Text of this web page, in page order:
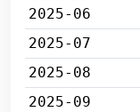
2025-06
2025-07
2025-08
2025-09